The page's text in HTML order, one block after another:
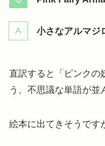
小さなアルマジ
直訳すると「ピンクの
う、不思議な単語が並
絵本に出てきそうです